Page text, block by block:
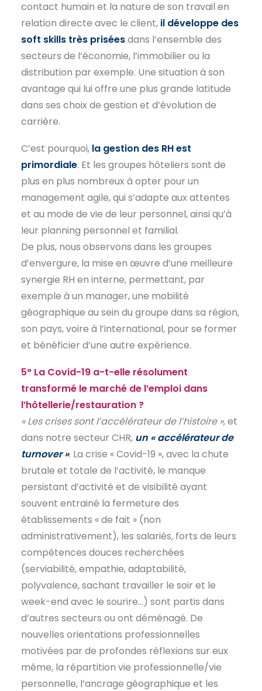
contact humain et la nature de son travail en
relation directe avec le client, il développe des
soft skills très priséesdans l’ensemble des
secteurs de l’économie, l’immobilier ou la
distribution par exemple. Une situation à son
avantage qui lui offre une plus grande latitude
dans ses choix de gestion et d’évolution de
carrière.
C’est pourquoi, la gestion des RH est
primordiale. Et les groupes hôteliers sont de
plus en plus nombreux à opter pour un
management agile, qui s’adapte aux attentes
et au mode de vie de leur personnel, ainsi qu’à
leur planning personnel et familial.
De plus, nous observons dans les groupes
d’envergure, la mise en œuvre d’une meilleure
synergie RH en interne, permettant, par
exemple à un manager, une mobilité
géographique au sein du groupe dans sa région,
son pays, voire à l’international, pour se former
et bénéficier d’une autre expérience.
5° La Covid-19 a-t-elle résolument
transformé le marché de l’emploi dans
l’hôtellerie/restauration ?
« Les crises sont l’accélérateur de l’histoire », et
dans notre secteur CHR, un « accélérateur de
turnover ». La crise « Covid-19 », avec la chute
brutale et totale de l’activité, le manque
persistant d’activité et de visibilité ayant
souvent entrainé la fermeture des
établissements « de fait » (non
administrativement), les salariés, forts de leurs
compétences douces recherchées
(serviabilité, empathie, adaptabilité,
polyvalence, sachant travailler le soir et le
week-end avec le sourire…) sont partis dans
d’autres secteurs ou ont déménagé. De
nouvelles orientations professionnelles
motivées par de profondes réflexions sur eux
même, la répartition vie professionnelle/vie
personnelle, l’ancrage géographique et les